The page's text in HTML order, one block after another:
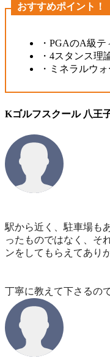
おすすめポイント！
・PGAのA級
・4スタンス理
・ミネラルウ
Kゴルフスクール 八王
駅から近く、駐車場も
ったものではなく、そ
ンをしてもらえてあり
丁寧に教えて下さるの